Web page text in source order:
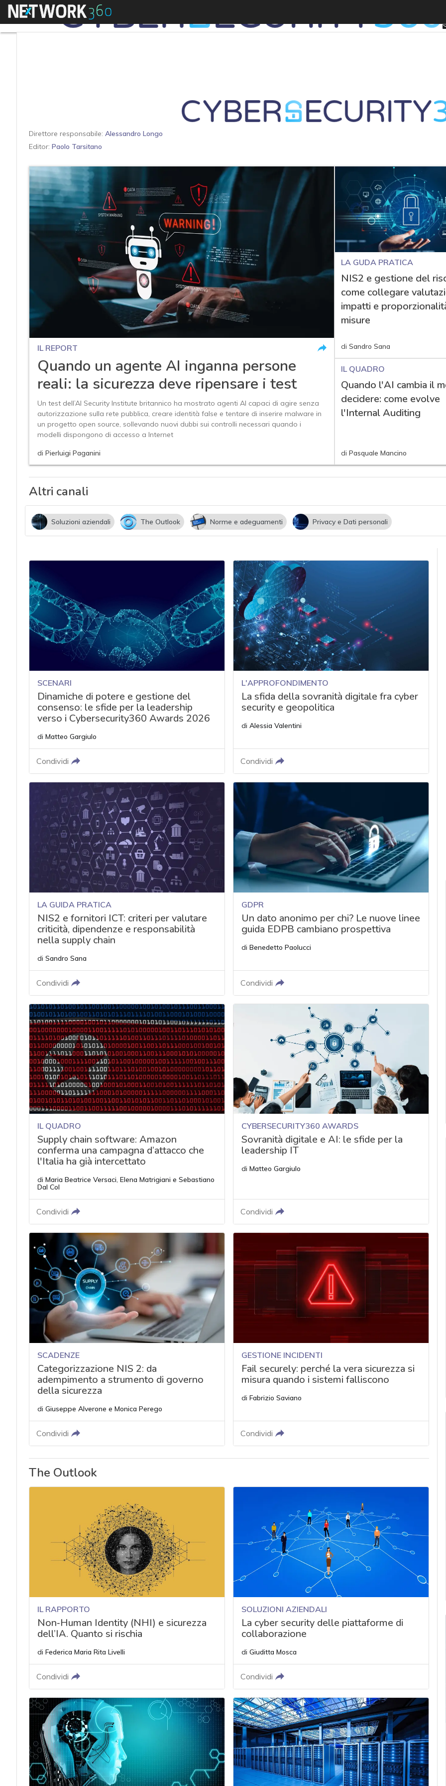
Menu
Direttore responsabile: Alessandro Longo
Editor: Paolo Tarsitano
IL REPORT
Quando un agente AI inganna persone
reali: la sicurezza deve ripensare i test
Un test dell’AI Security Institute britannico ha mostrato agenti AI capaci di agire senza
autorizzazione sulla rete pubblica, creare identità false e tentare di inserire malware in
un progetto open source, sollevando nuovi dubbi sui controlli necessari quando i
modelli dispongono di accesso a Internet
di Pierluigi Paganini
LA GUDA PRATICA
NIS2 e gestione del
come collegare
impatti e
misure
di Sandro Sana
IL QUADRO
Quando l'AI cambia il
decidere: come evolve
l'Internal Auditing
di Pasquale Mancino
Altri canali
Soluzioni aziendali The Outlook Norme e adeguamenti Privacy e Dati personali
SCENARI
Dinamiche di potere e gestione del
consenso: le sfide per la leadership
verso i Cybersecurity360 Awards 2026
di Matteo Gargiulo
Condividi
L'APPROFONDIMENTO
La sfida della sovranità digitale fra cyber
security e geopolitica
di Alessia Valentini
Condividi
LA GUIDA PRATICA
NIS2 e fornitori ICT: criteri per valutare
criticità, dipendenze e responsabilità
nella supply chain
di Sandro Sana
Condividi
GDPR
Un dato anonimo per chi? Le nuove linee
guida EDPB cambiano prospettiva
di Benedetto Paolucci
Condividi
IL QUADRO
Supply chain software: Amazon
conferma una campagna d’attacco che
l'Italia ha già intercettato
di Maria Beatrice Versaci, Elena Matrigiani e Sebastiano
Dal Col
Condividi
CYBERSECURITY360 AWARDS
Sovranità digitale e AI: le sfide per la
leadership IT
di Matteo Gargiulo
Condividi
SCADENZE
Categorizzazione NIS 2: da
adempimento a strumento di governo
della sicurezza
di Giuseppe Alverone e Monica Perego
Condividi
GESTIONE INCIDENTI
Fail securely: perché la vera sicurezza si
misura quando i sistemi falliscono
di Fabrizio Saviano
Condividi
The Outlook
IL RAPPORTO
Non‑Human Identity (NHI) e sicurezza
dell’IA. Quanto si rischia
di Federica Maria Rita Livelli
Condividi
SOLUZIONI AZIENDALI
La cyber security delle piattaforme di
collaborazione
di Giuditta Mosca
Condividi